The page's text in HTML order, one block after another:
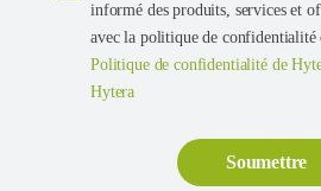
informé des produits, services et
avec la politique de
Politique de confidentialité de
Hytera